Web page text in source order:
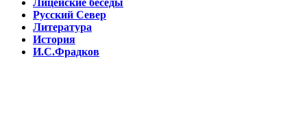
Лицейские беседы
Русский Север
Литература
История
И.С.Фрадков